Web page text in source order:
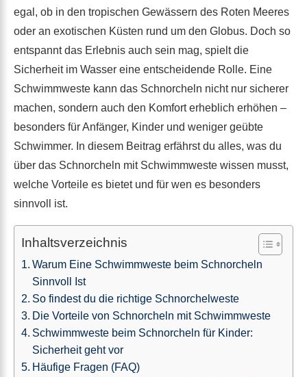
egal, ob in den tropischen Gewässern des Roten Meeres
oder an exotischen Küsten rund um den Globus. Doch so
entspannt das Erlebnis auch sein mag, spielt die
Sicherheit im Wasser eine entscheidende Rolle. Eine
Schwimmweste kann das Schnorcheln nicht nur sicherer
machen, sondern auch den Komfort erheblich erhöhen –
besonders für Anfänger, Kinder und weniger geübte
Schwimmer. In diesem Beitrag erfährst du alles, was du
über das Schnorcheln mit Schwimmweste wissen musst,
welche Vorteile es bietet und für wen es besonders
sinnvoll ist.
Inhaltsverzeichnis
Warum Eine Schwimmweste beim Schnorcheln
Sinnvoll Ist
So findest du die richtige Schnorchelweste
Die Vorteile von Schnorcheln mit Schwimmweste
Schwimmweste beim Schnorcheln für Kinder:
Sicherheit geht vor
Häufige Fragen (FAQ)